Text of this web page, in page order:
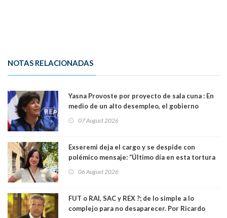
NOTAS RELACIONADAS
Yasna Provoste por proyecto de sala cuna : En
medio de un alto desempleo, el gobierno
07 August 2026
Exseremi deja el cargo y se despide con
polémico mensaje: “Último día en esta tortura
06 August 2026
FUT o RAI, SAC y REX ?; de lo simple a lo
complejo para no desaparecer. Por Ricardo